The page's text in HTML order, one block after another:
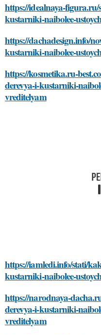
https://idealnaya-
kustarniki-naibolee-
https://dachadesign.info/
kustarniki-naibolee-
https://kosmetika.ru-
derevya-i-kustarniki-
vreditelyam
https://iamledi.info/stati/
kustarniki-naibolee-
https://narodnaya-
derevya-i-kustarniki-
vreditelyam